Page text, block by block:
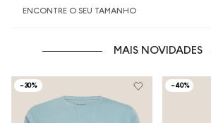
ENCONTRE O SEU TAMANHO
MAIS NOVIDADES
-30% -40%